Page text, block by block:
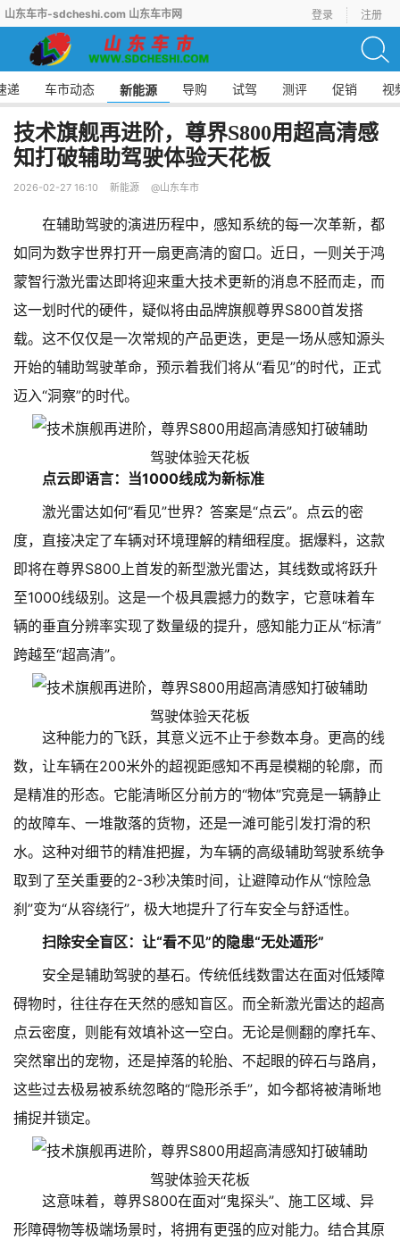
山东车市-sdcheshi.com 山东车市网 登录 注册
递 车市动态 新能源 导购 试驾 测评 促销 视
技术旗舰再进阶，尊界S800用超高清感
知打破辅助驾驶体验天花板
2026-02-27 16:10 新能源 @山东车市
在辅助驾驶的演进历程中，感知系统的每一次革新，都
如同为数字世界打开一扇更高清的窗口。近日，一则关于鸿
蒙智行激光雷达即将迎来重大技术更新的消息不胫而走，而
这一划时代的硬件，疑似将由品牌旗舰尊界S800首发搭
载。这不仅仅是一次常规的产品更迭，更是一场从感知源头
开始的辅助驾驶革命，预示着我们将从“看见”的时代，正式
迈入“洞察”的时代。
点云即语言：当1000线成为新标准
激光雷达如何“看见”世界？答案是“点云”。点云的密
度，直接决定了车辆对环境理解的精细程度。据爆料，这款
即将在尊界S800上首发的新型激光雷达，其线数或将跃升
至1000线级别。这是一个极具震撼力的数字，它意味着车
辆的垂直分辨率实现了数量级的提升，感知能力正从“标清”
跨越至“超高清”。
这种能力的飞跃，其意义远不止于参数本身。更高的线
数，让车辆在200米外的超视距感知不再是模糊的轮廓，而
是精准的形态。它能清晰区分前方的“物体”究竟是一辆静止
的故障车、一堆散落的货物，还是一滩可能引发打滑的积
水。这种对细节的精准把握，为车辆的高级辅助驾驶系统争
取到了至关重要的2-3秒决策时间，让避障动作从“惊险急
刹”变为“从容绕行”，极大地提升了行车安全与舒适性。
扫除安全盲区：让“看不见”的隐患“无处遁形”
安全是辅助驾驶的基石。传统低线数雷达在面对低矮障
碍物时，往往存在天然的感知盲区。而全新激光雷达的超高
点云密度，则能有效填补这一空白。无论是侧翻的摩托车、
突然窜出的宠物，还是掉落的轮胎、不起眼的碎石与路肩，
这些过去极易被系统忽略的“隐形杀手”，如今都将被清晰地
捕捉并锁定。
这意味着，尊界S800在面对“鬼探头”、施工区域、异
形障碍物等极端场景时，将拥有更强的应对能力。结合其原